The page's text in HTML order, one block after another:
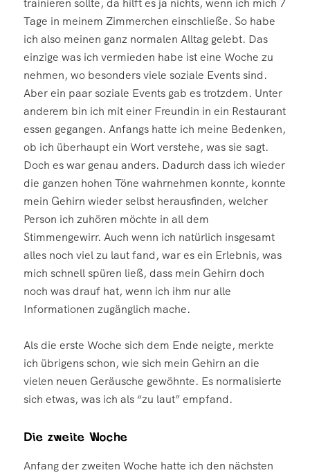
trainieren sollte, da hilft es ja nichts, wenn ich mich 7
Tage in meinem Zimmerchen einschließe. So habe
ich also meinen ganz normalen Alltag gelebt. Das
einzige was ich vermieden habe ist eine Woche zu
nehmen, wo besonders viele soziale Events sind.
Aber ein paar soziale Events gab es trotzdem. Unter
anderem bin ich mit einer Freundin in ein Restaurant
essen gegangen. Anfangs hatte ich meine Bedenken,
ob ich überhaupt ein Wort verstehe, was sie sagt.
Doch es war genau anders. Dadurch dass ich wieder
die ganzen hohen Töne wahrnehmen konnte, konnte
mein Gehirn wieder selbst herausfinden, welcher
Person ich zuhören möchte in all dem
Stimmengewirr. Auch wenn ich natürlich insgesamt
alles noch viel zu laut fand, war es ein Erlebnis, was
mich schnell spüren ließ, dass mein Gehirn doch
noch was drauf hat, wenn ich ihm nur alle
Informationen zugänglich mache.
Als die erste Woche sich dem Ende neigte, merkte
ich übrigens schon, wie sich mein Gehirn an die
vielen neuen Geräusche gewöhnte. Es normalisierte
sich etwas, was ich als “zu laut” empfand.
Die zweite Woche
Anfang der zweiten Woche hatte ich den nächsten